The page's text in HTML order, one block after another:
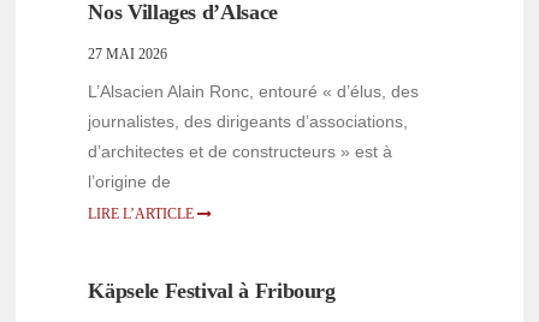
Nos Villages d’Alsace
27 MAI 2026
L’Alsacien Alain Ronc, entouré « d’élus, des
journalistes, des dirigeants d’associations,
d’architectes et de constructeurs » est à
l’origine de
LIRE L’ARTICLE
Käpsele Festival à Fribourg